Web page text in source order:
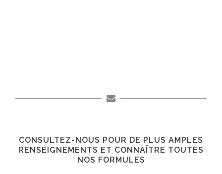
CONSULTEZ-NOUS POUR DE PLUS AMPLES
RENSEIGNEMENTS ET CONNAÎTRE TOUTES
NOS FORMULES